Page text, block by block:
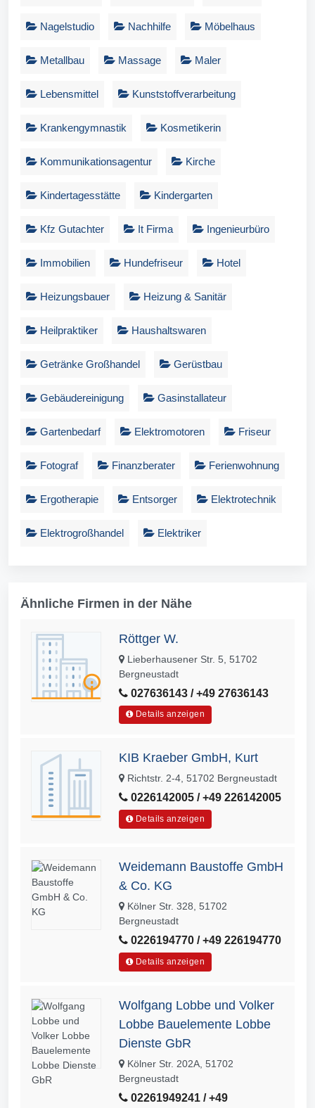
Nagelstudio Nachhilfe Möbelhaus
Metallbau Massage Maler
Lebensmittel Kunststoffverarbeitung
Krankengymnastik Kosmetikerin
Kommunikationsagentur Kirche
Kindertagesstätte Kindergarten
Kfz Gutachter It Firma Ingenieurbüro
Immobilien Hundefriseur Hotel
Heizungsbauer Heizung & Sanitär
Heilpraktiker Haushaltswaren
Getränke Großhandel Gerüstbau
Gebäudereinigung Gasinstallateur
Gartenbedarf Elektromotoren Friseur
Fotograf Finanzberater Ferienwohnung
Ergotherapie Entsorger Elektrotechnik
Elektrogroßhandel Elektriker
Ähnliche Firmen in der Nähe
Röttger W.
Lieberhausener Str. 5, 51702
Bergneustadt
027636143 / +49 27636143
Details anzeigen
KIB Kraeber GmbH, Kurt
Richtstr. 2-4, 51702 Bergneustadt
0226142005 / +49 226142005
Details anzeigen
Weidemann Baustoffe GmbH
& Co. KG
Kölner Str. 328, 51702
Bergneustadt
0226194770 / +49 226194770
Details anzeigen
Wolfgang Lobbe und Volker
Lobbe Bauelemente Lobbe
Dienste GbR
Kölner Str. 202A, 51702
Bergneustadt
02261949241 / +49